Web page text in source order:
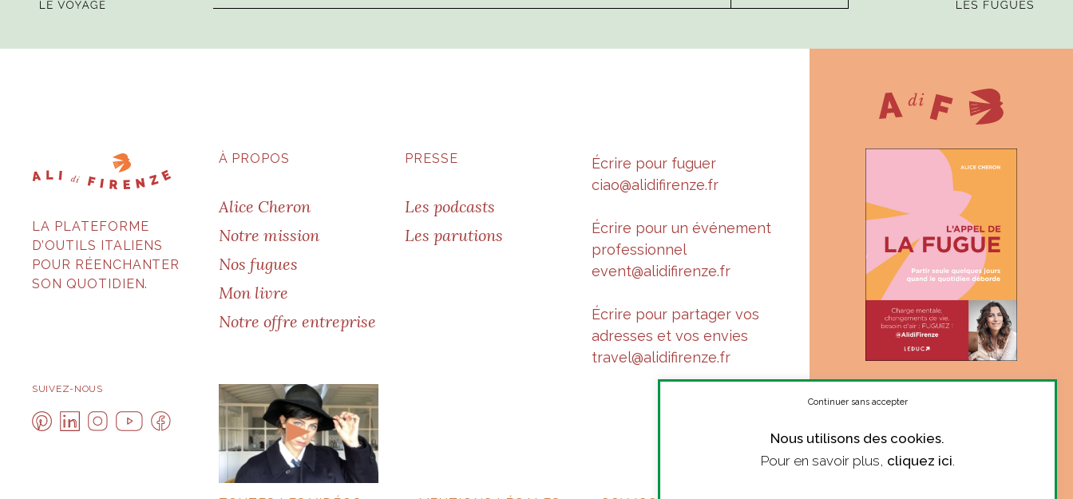
LA PLATEFORME
D’OUTILS ITALIENS
POUR RÉENCHANTER
SON QUOTIDIEN.
À PROPOS
Alice Cheron
Notre mission
Nos fugues
Mon livre
Notre offre entreprise
PRESSE
Les podcasts
Les parutions
Écrire pour fuguer
ciao@alidifirenze.fr
Écrire pour un événement
professionnel
event@alidifirenze.fr
Écrire pour partager vos
adresses et vos envies
travel@alidifirenze.fr
SUIVEZ-NOUS
« Suis-je à ma juste place ?
Le ton complice et sincère
se poser la question. »
Marie Robert, philosophe
Nous utilisons des cookies.
Pour en savoir plus, cliquez ici.
Continuer sans accepter